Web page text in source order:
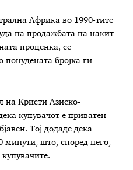
Африка во 1990-тите
на продажбата на накит
проценка, се
бројка ги
на Кристи Азиско-
купувачот е приватен
Тој додаде дека
минути, што, според него,